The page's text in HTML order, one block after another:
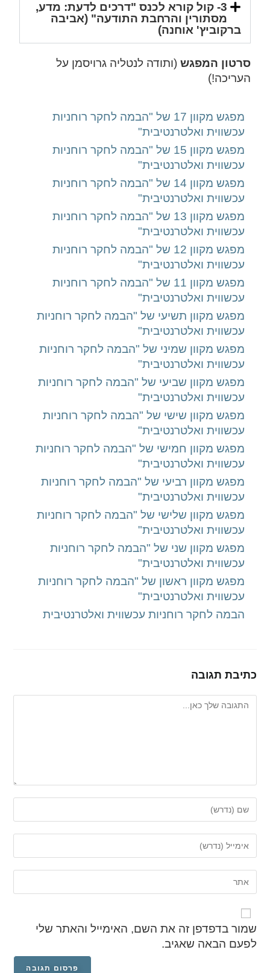
3- קול קורא לכנס "דרכים לדעת: מדע,
מסתורין והרחבת התודעה" (אביבה
ברקוביץ' אוחנה)
סרטון המפגש (ותודה לנטליה גרויסמן על
העריכה!)
מפגש מקוון 17 של "הבמה לחקר רוחניות
עכשווית ואלטרנטיבית"
מפגש מקוון 15 של "הבמה לחקר רוחניות
עכשווית ואלטרנטיבית"
מפגש מקוון 14 של "הבמה לחקר רוחניות
עכשווית ואלטרנטיבית"
מפגש מקוון 13 של "הבמה לחקר רוחניות
עכשווית ואלטרנטיבית"
מפגש מקוון 12 של "הבמה לחקר רוחניות
עכשווית ואלטרנטיבית"
מפגש מקוון 11 של "הבמה לחקר רוחניות
עכשווית ואלטרנטיבית"
מפגש מקוון תשיעי של "הבמה לחקר רוחניות
עכשווית ואלטרנטיבית"
מפגש מקוון שמיני של "הבמה לחקר רוחניות
עכשווית ואלטרנטיבית"
מפגש מקוון שביעי של "הבמה לחקר רוחניות
עכשווית ואלטרנטיבית"
מפגש מקוון שישי של "הבמה לחקר רוחניות
עכשווית ואלטרנטיבית"
מפגש מקוון חמישי של "הבמה לחקר רוחניות
עכשווית ואלטרנטיבית"
מפגש מקוון רביעי של "הבמה לחקר רוחניות
עכשווית ואלטרנטיבית"
מפגש מקוון שלישי של "הבמה לחקר רוחניות
עכשווית ואלטרנטיבית"
מפגש מקוון שני של "הבמה לחקר רוחניות
עכשווית ואלטרנטיבית"
מפגש מקוון ראשון של "הבמה לחקר רוחניות
עכשווית ואלטרנטיבית"
הבמה לחקר רוחניות עכשווית ואלטרנטיבית
כתיבת תגובה
שמור בדפדפן זה את השם, האימייל והאתר שלי
לפעם הבאה שאגיב.